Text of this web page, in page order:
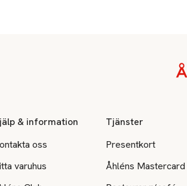
& information
oss
varuhus
Tjänster
Presentkort
Åhléns Mastercard